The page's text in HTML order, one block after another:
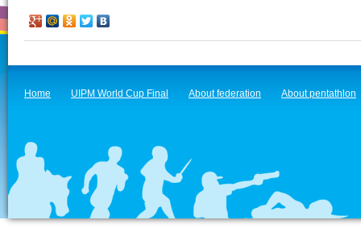
Home UIPM World Cup Final About federation About pentathlon